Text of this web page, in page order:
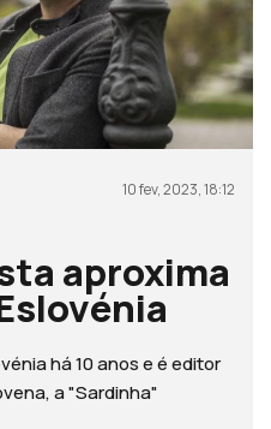
10 fev, 2023, 18:12
aproxima
há 10 anos e é editor
a "Sardinha"